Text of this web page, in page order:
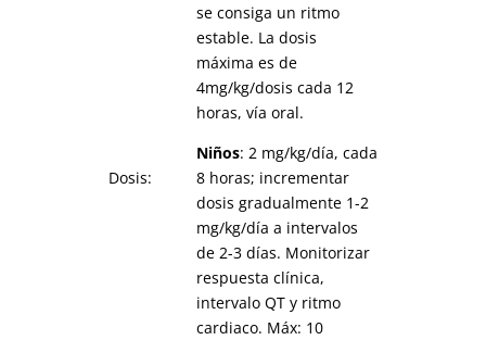
Dosis:
se consiga un ritmo
estable. La dosis
máxima es de
4mg/kg/dosis cada 12
horas, vía oral.
Niños: 2 mg/kg/día, cada
8 horas; incrementar
dosis gradualmente 1-2
mg/kg/día a intervalos
de 2-3 días. Monitorizar
respuesta clínica,
intervalo QT y ritmo
cardiaco. Máx: 10